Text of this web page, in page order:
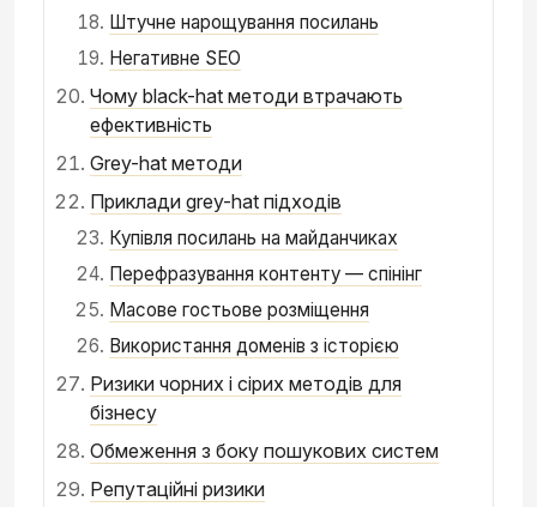
Штучне нарощування посилань
Негативне SEO
Чому black-hat методи втрачають
ефективність
Grey-hat методи
Приклади grey-hat підходів
Купівля посилань на майданчиках
Перефразування контенту — спінінг
Масове гостьове розміщення
Використання доменів з історією
Ризики чорних і сірих методів для
бізнесу
Обмеження з боку пошукових систем
Репутаційні ризики